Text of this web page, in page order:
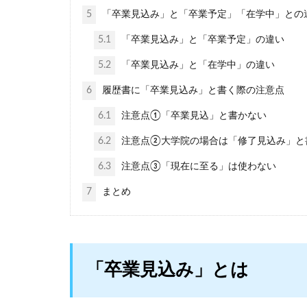
5 「卒業見込み」と「卒業予定」「在学中」との
5.1 「卒業見込み」と「卒業予定」の違い
5.2 「卒業見込み」と「在学中」の違い
6 履歴書に「卒業見込み」と書く際の注意点
6.1 注意点①「卒業見込」と書かない
6.2 注意点②大学院の場合は「修了見込み」と
6.3 注意点③「現在に至る」は使わない
7 まとめ
「卒業見込み」とは